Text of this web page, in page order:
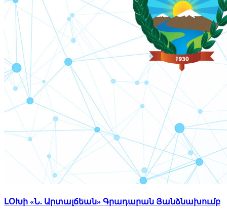
ԼՕԽի «Ն. Արտալճեան» Գրադարան Յանձնախումբ